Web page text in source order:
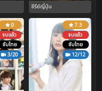
ซีรีย์ญี่ปุ่น
0
จบแล้ว
ซับไทย
3/20
7.3
จบแล้ว
ซับไทย
12/12